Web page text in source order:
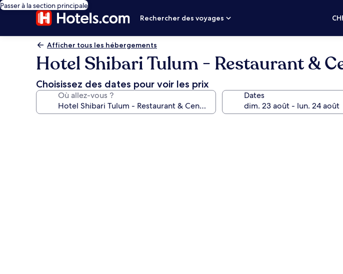
Passer à la section principale
Rechercher des voyages
Afficher tous les hébergements
Hotel Shibari Tulum - Restaurant &
Choisissez des dates pour voir les prix
Où allez-vous ? Dates